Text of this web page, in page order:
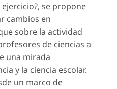
se propone
cambios en
sobre la actividad
de ciencias a
una mirada
y la ciencia escolar.
un marco de